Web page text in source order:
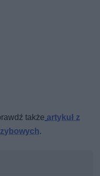
także artykuł z
.